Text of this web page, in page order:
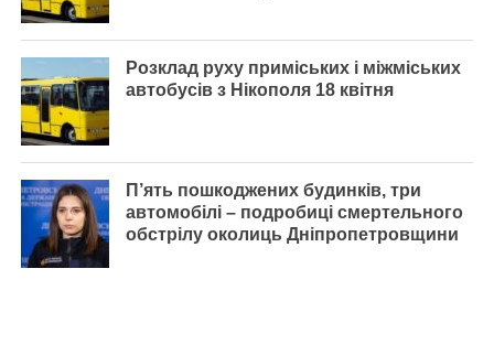
Розклад руху приміських і міжміських
автобусів з Нікополя 18 квітня
П’ять пошкоджених будинків, три
автомобілі – подробиці смертельного
обстрілу околиць Дніпропетровщини